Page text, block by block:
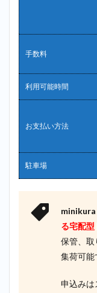
手数料
利用可能時間
お支払い方法
駐車場
minikura
る宅配
保管、取
集荷可能
申込みは